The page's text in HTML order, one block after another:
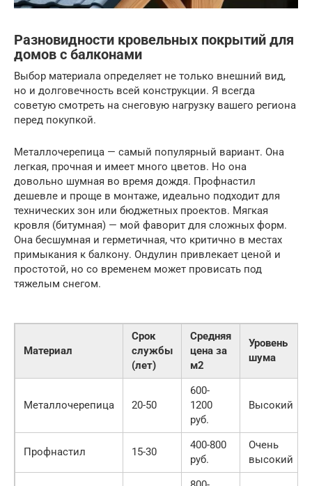
Разновидности кровельных покрытий для
домов с балконами
Выбор материала определяет не только внешний вид,
но и долговечность всей конструкции. Я всегда
советую смотреть на снеговую нагрузку вашего региона
перед покупкой.
Металлочерепица — самый популярный вариант. Она
легкая, прочная и имеет много цветов. Но она
довольно шумная во время дождя. Профнастил
дешевле и проще в монтаже, идеально подходит для
технических зон или бюджетных проектов. Мягкая
кровля (битумная) — мой фаворит для сложных форм.
Она бесшумная и герметичная, что критично в местах
примыкания к балкону. Ондулин привлекает ценой и
простотой, но со временем может провисать под
тяжелым снегом.
Материал
Срок
службы
(лет)
Средняя
цена за
м2
Уровень
шума
Металлочерепица 20-50
600-
1200
руб.
Высокий
Профнастил 15-30
400-800
руб.
Очень
высокий